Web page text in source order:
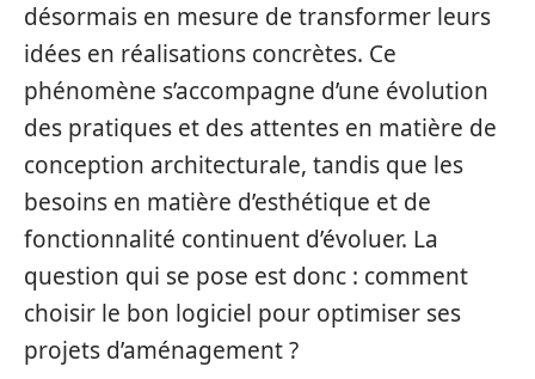
désormais en mesure de transformer leurs
idées en réalisations concrètes. Ce
phénomène s’accompagne d’une évolution
des pratiques et des attentes en matière de
conception architecturale, tandis que les
besoins en matière d’esthétique et de
fonctionnalité continuent d’évoluer. La
question qui se pose est donc : comment
choisir le bon logiciel pour optimiser ses
projets d’aménagement ?